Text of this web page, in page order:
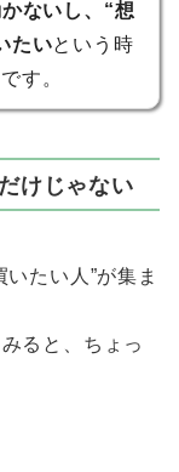
ないし、“想
たいという時
す。
けじゃない
たい人”が集ま
ると、ちょっ